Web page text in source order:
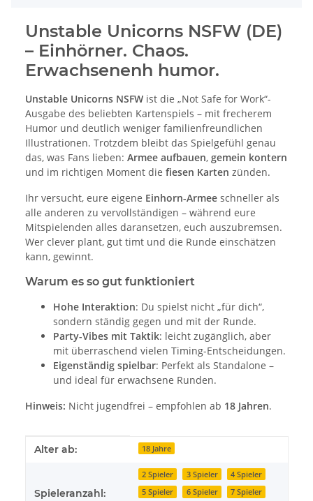
Unstable Unicorns NSFW (DE)
– Einhörner. Chaos.
Erwachsenenh humor.
Unstable Unicorns NSFW ist die „Not Safe for Work“-
Ausgabe des beliebten Kartenspiels – mit frecherem
Humor und deutlich weniger familienfreundlichen
Illustrationen. Trotzdem bleibt das Spielgefühl genau
das, was Fans lieben: Armee aufbauen, gemein kontern
und im richtigen Moment die fiesen Karten zünden.
Ihr versucht, eure eigene Einhorn-Armee schneller als
alle anderen zu vervollständigen – während eure
Mitspielenden alles daransetzen, euch auszubremsen.
Wer clever plant, gut timt und die Runde einschätzen
kann, gewinnt.
Warum es so gut funktioniert
Hohe Interaktion: Du spielst nicht „für dich“,
sondern ständig gegen und mit der Runde.
Party-Vibes mit Taktik: leicht zugänglich, aber
mit überraschend vielen Timing-Entscheidungen.
Eigenständig spielbar: Perfekt als Standalone –
und ideal für erwachsene Runden.
Hinweis: Nicht jugendfrei – empfohlen ab 18 Jahren.
Produkteigenschaft
Wert
Alter ab: 18 Jahre
Spieleranzahl:
2 Spieler 3 Spieler
4 Spieler
5 Spieler
6 Spieler
7 Spieler